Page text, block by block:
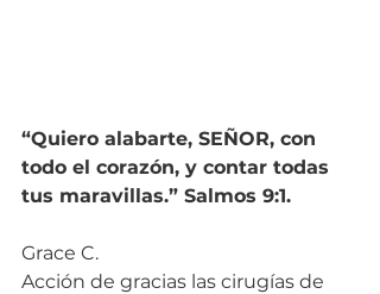
“Quiero alabarte, SEÑOR, con
todo el corazón, y contar todas
tus maravillas.” Salmos 9:1.
Grace C.
Acción de gracias las cirugías de